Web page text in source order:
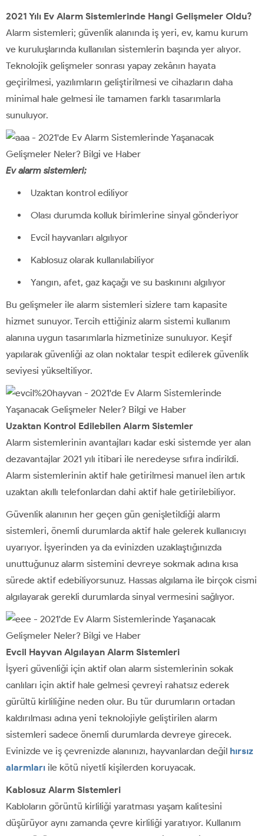
2021 Yılı Ev Alarm Sistemlerinde Hangi Gelişmeler Oldu?
Alarm sistemleri; güvenlik alanında iş yeri, ev, kamu kurum
ve kuruluşlarında kullanılan sistemlerin başında yer alıyor.
Teknolojik gelişmeler sonrası yapay zekânın hayata
geçirilmesi, yazılımların geliştirilmesi ve cihazların daha
minimal hale gelmesi ile tamamen farklı tasarımlarla
sunuluyor.
Ev alarm sistemleri;
Uzaktan kontrol ediliyor
Olası durumda kolluk birimlerine sinyal gönderiyor
Evcil hayvanları algılıyor
Kablosuz olarak kullanılabiliyor
Yangın, afet, gaz kaçağı ve su baskınını algılıyor
Bu gelişmeler ile alarm sistemleri sizlere tam kapasite
hizmet sunuyor. Tercih ettiğiniz alarm sistemi kullanım
alanına uygun tasarımlarla hizmetinize sunuluyor. Keşif
yapılarak güvenliği az olan noktalar tespit edilerek güvenlik
seviyesi yükseltiliyor.
Uzaktan Kontrol Edilebilen Alarm Sistemler
Alarm sistemlerinin avantajları kadar eski sistemde yer alan
dezavantajlar 2021 yılı itibari ile neredeyse sıfıra indirildi.
Alarm sistemlerinin aktif hale getirilmesi manuel ilen artık
uzaktan akıllı telefonlardan dahi aktif hale getirilebiliyor.
Güvenlik alanının her geçen gün genişletildiği alarm
sistemleri, önemli durumlarda aktif hale gelerek kullanıcıyı
uyarıyor. İşyerinden ya da evinizden uzaklaştığınızda
unuttuğunuz alarm sistemini devreye sokmak adına kısa
sürede aktif edebiliyorsunuz. Hassas algılama ile birçok cismi
algılayarak gerekli durumlarda sinyal vermesini sağlıyor.
Evcil Hayvan Algılayan Alarm Sistemleri
İşyeri güvenliği için aktif olan alarm sistemlerinin sokak
canlıları için aktif hale gelmesi çevreyi rahatsız ederek
gürültü kirliliğine neden olur. Bu tür durumların ortadan
kaldırılması adına yeni teknolojiyle geliştirilen alarm
sistemleri sadece önemli durumlarda devreye girecek.
Evinizde ve iş çevrenizde alanınızı, hayvanlardan değil hırsız
alarmları ile kötü niyetli kişilerden koruyacak.
Kablosuz Alarm Sistemleri
Kabloların görüntü kirliliği yaratması yaşam kalitesini
düşürüyor aynı zamanda çevre kirliliği yaratıyor. Kullanım